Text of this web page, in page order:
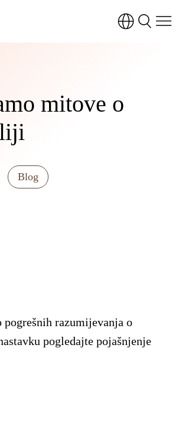
mitove o
Blog
pogrešnih razumijevanja o
pogledajte pojašnjenje